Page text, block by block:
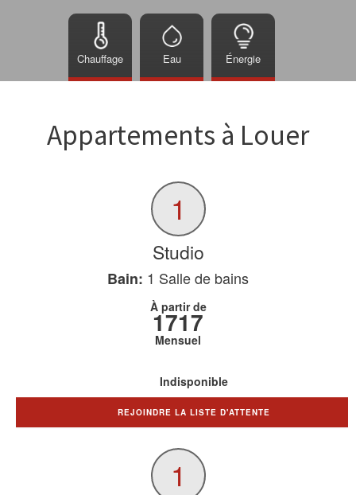
Chauffage Eau Énergie
Appartements à Louer
1
Studio
Bain: 1 Salle de bains
À partir de
1717
Mensuel
Indisponible
REJOINDRE LA LISTE D'ATTENTE
1